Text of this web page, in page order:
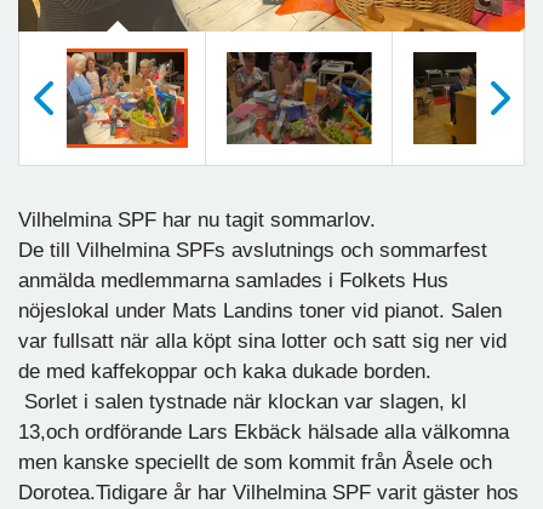
Vilhelmina SPF har nu tagit sommarlov.
De till Vilhelmina SPFs avslutnings och sommarfest
anmälda medlemmarna samlades i Folkets Hus
nöjeslokal under Mats Landins toner vid pianot. Salen
var fullsatt när alla köpt sina lotter och satt sig ner vid
de med kaffekoppar och kaka dukade borden.
Sorlet i salen tystnade när klockan var slagen, kl
13,och ordförande Lars Ekbäck hälsade alla välkomna
men kanske speciellt de som kommit från Åsele och
Dorotea.Tidigare år har Vilhelmina SPF varit gäster hos